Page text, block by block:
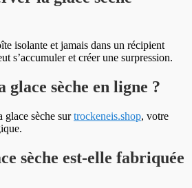
isolante et jamais dans un récipient
s’accumuler et créer une surpression.
glace sèche en ligne ?
glace sèche surtrockeneis.shop, votre
sèche est-elle fabriquée